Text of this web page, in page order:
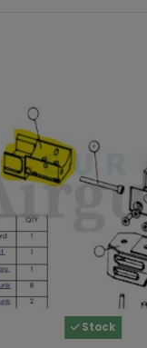
Stock